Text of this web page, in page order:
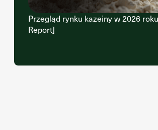
Przegląd rynku kazeiny w 2026
Report]